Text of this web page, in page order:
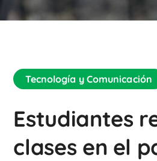
Tecnología y Comunicación
Estudiantes
clases en el